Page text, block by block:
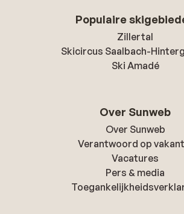
Populaire
Zillertal
Skicircus Saalbach-
Ski Amadé
Over Sunweb
Over Sunweb
Verantwoord op
Vacatures
Pers & media